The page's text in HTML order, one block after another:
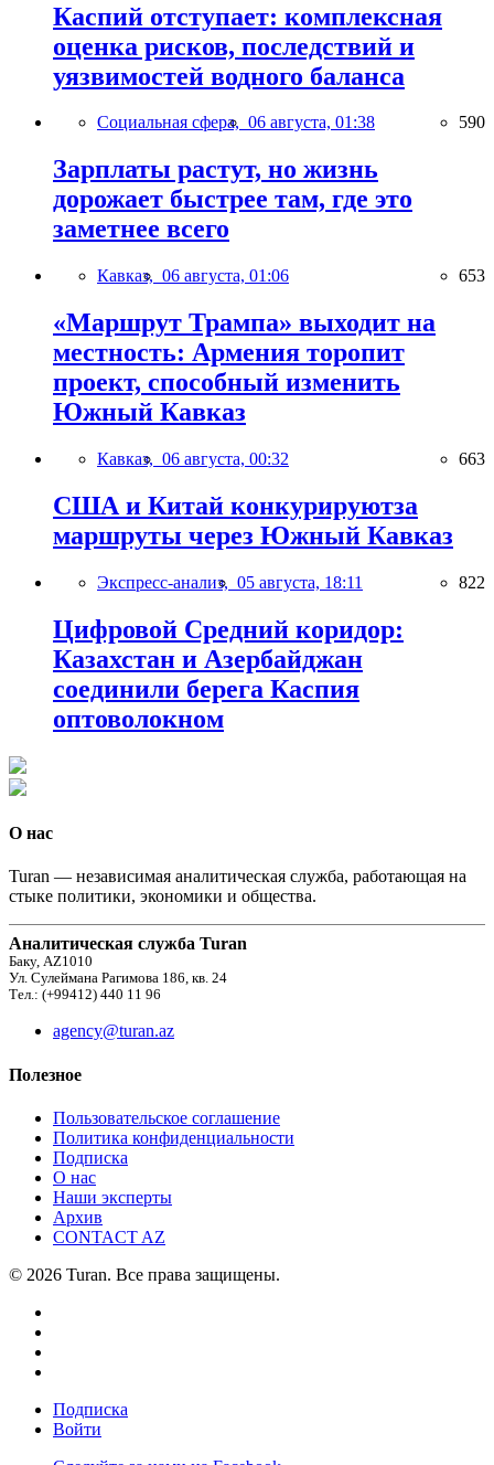
Каспий отступает: комплексная
оценка рисков, последствий и
уязвимостей водного баланса
Социальная сфера, 06 августа, 01:38 590
Зарплаты растут, но жизнь
дорожает быстрее там, где это
заметнее всего
Кавказ, 06 августа, 01:06 653
«Маршрут Трампа» выходит на
местность: Армения торопит
проект, способный изменить
Южный Кавказ
Кавказ, 06 августа, 00:32 663
США и Китай конкурируютза
маршруты через Южный Кавказ
Экспресс-анализ, 05 августа, 18:11 822
Цифровой Средний коридор:
Казахстан и Азербайджан
соединили берега Каспия
оптоволокном
О нас
Turan — независимая аналитическая служба, работающая на
стыке политики, экономики и общества.
Аналитическая служба Turan
Баку, AZ1010
Ул. Сулеймана Рагимова 186, кв. 24
Тел.: (+99412) 440 11 96
agency@turan.az
Полезное
Пользовательское соглашение
Политика конфиденциальности
Подписка
О нас
Наши эксперты
Архив
CONTACT AZ
© 2026 Turan. Все права защищены.
Подписка
Войти